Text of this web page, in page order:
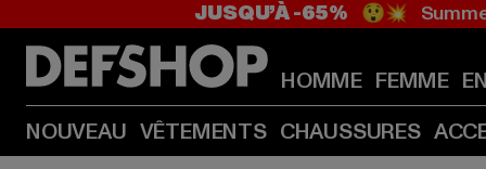
JUSQU’À -65% 😲💥
HOMME FEMME
NOUVEAU VÊTEMENTS CHAUSSURES